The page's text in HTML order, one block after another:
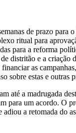
de prazo para
ritual para
para a reforma
distritão e a criação
as
sobre estas e outras
até a madrugada
para um acordo. O
adiou a retomada do